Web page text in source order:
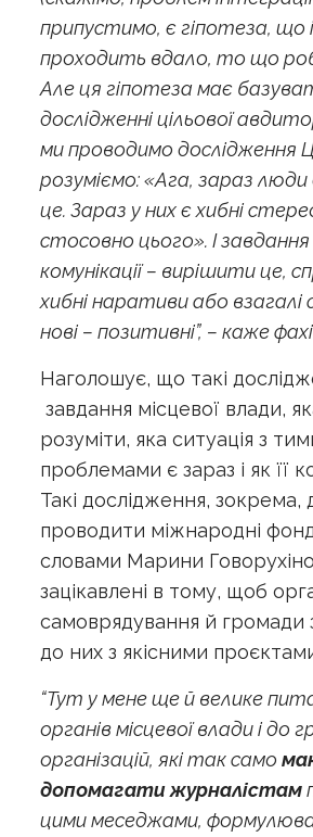
припустимо, є гіпотеза, що
проходить вдало, то що
Але ця гіпотеза має
дослідженні цільової
ми проводимо дослідження
розуміємо: «Ага, зараз
це. Зараз у них є хибні
стосовно цього». І
комунікації – вирішити це,
хибні наративи або
нові – позитивні”, – каже
Наголошує, що такі
завдання місцевої влади,
розуміти, яка ситуація з
проблемами є зараз і як її
Такі дослідження,
проводити міжнародні
словами Марини
зацікавлені в тому, щоб
самоврядування й громади
до них з якісними
“Тут у мене ще й велике
органів місцевої влади і до
організацій, які так само
допомагати журналістам
цими меседжами,